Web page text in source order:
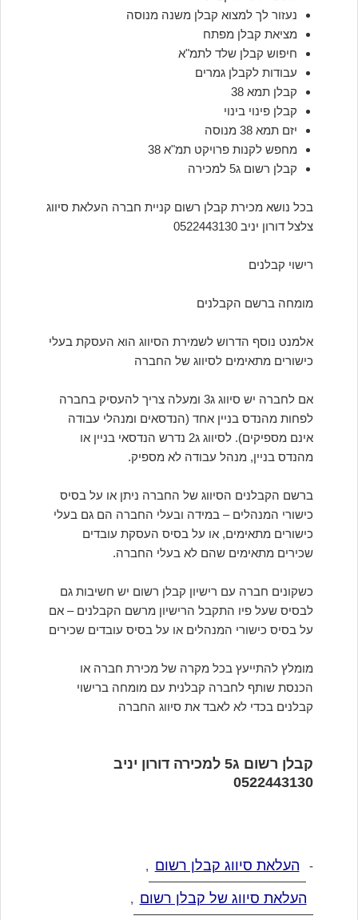
נעזור לך למצוא קבלן משנה מנוסה
מציאת קבלן מפתח
חיפוש קבלן שלד לתמ"א
עבודות לקבלן גמרים
קבלן תמא 38
קבלן פינוי בינוי
יזם תמא 38 מנוסה
מחפש לקנות פרויקט תמ"א 38
קבלן רשום ג5 למכירה
בכל נושא מכירת קבלן רשום קניית חברה העלאת סיווג
צלצל דורון יניב 0522443130
רישוי קבלנים
מומחה ברשם הקבלנים
אלמנט נוסף הדרוש לשמירת הסיווג הוא העסקת בעלי
כישורים מתאימים לסיווג של החברה
אם לחברה יש סיווג ג3 ומעלה צריך להעסיק בחברה
לפחות מהנדס בניין אחד (הנדסאים ומנהלי עבודה
אינם מספיקים). לסיווג ג2 נדרש הנדסאי בניין או
מהנדס בניין, מנהל עבודה לא מספיק.
ברשם הקבלנים הסיווג של החברה ניתן או על בסיס
כישורי המנהלים – במידה ובעלי החברה הם גם בעלי
כישורים מתאימים, או על בסיס העסקת עובדים
שכירים מתאימים שהם לא בעלי החברה.
כשקונים חברה עם רישיון קבלן רשום יש חשיבות גם
לבסיס שעל פיו התקבל הרישיון מרשם הקבלנים – אם
על בסיס כישורי המנהלים או על בסיס עובדים שכירים
מומלץ להתייעץ בכל מקרה של מכירת חברה או
הכנסת שותף לחברה קבלנית עם מומחה ברישוי
קבלנים בכדי לא לאבד את סיווג החברה
קבלן רשום ג5 למכירה דורון יניב
0522443130
- העלאת סיווג קבלן רשום ,
העלאת סיווג של קבלן רשום ,